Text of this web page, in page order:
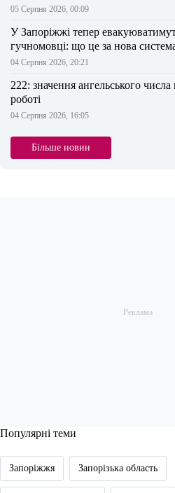
05 Серпня 2026, 00:09
У Запоріжжі тепер
гучномовці: що це за нова
04 Серпня 2026, 20:21
222: значення ангельського числа
роботі
04 Серпня 2026, 16:05
Більше новин
Популярні теми
Запоріжжя Запорізька область